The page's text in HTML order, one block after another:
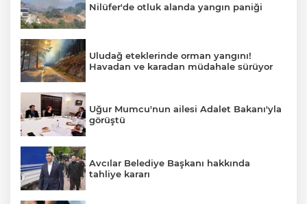
Nilüfer'de otluk alanda yangın paniği
Uludağ eteklerinde orman yangını!
Havadan ve karadan müdahale sürüyor
Uğur Mumcu'nun ailesi Adalet Bakanı'yla
görüştü
Avcılar Belediye Başkanı hakkında
tahliye kararı